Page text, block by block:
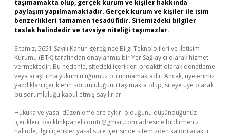
taşımamakta olup, gerçek kurum ve kişiler hakkında
paylaşım yapılmamaktadır. Gerçek kurum ve kişiler ile isim
benzerlikleri tamamen tesadüfidir. Sitemizdeki bilgiler
taslak halindedir ve tavsiye niteliği taşımazlar.
Sitemiz, 5651 Sayılı Kanun gereğince Bilgi Teknolojileri ve İletişim
Kurumu (BTK) tarafından onaylanmış bir Yer Sağlayıcı olarak hizmet
vermektedir. Bu nedenle, sitedeki içerikleri proaktif olarak denetleme
veya araştırma yükümlülüğümüz bulunmamaktadır. Ancak, üyelerimiz
yazdıkları içeriklerin sorumluluğunu taşımakta olup, siteye üye olarak
bu sorumluluğu kabul etmiş sayılırlar.
Hukuka ve yasal düzenlemelere aykırı olduğunu düşündüğünüz
içerikleri, backlinkpanelicomtr@gmail.com adresine bildirmeniz
halinde, ilgili içerikler yasal süre içerisinde sitemizden kaldırılacaktır.